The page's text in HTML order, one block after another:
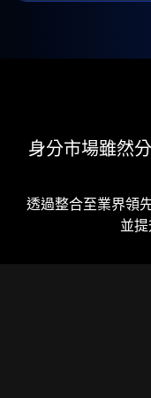
身分市場雖然
透過整合至業界領
並